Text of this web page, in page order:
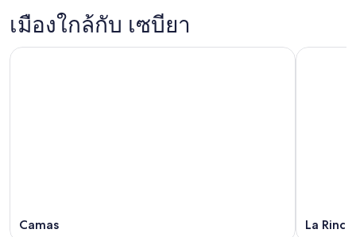
เมืองใกล้กับ เซบียา
Camas La